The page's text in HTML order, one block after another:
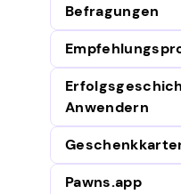
Befragungen
Anwendern
Pawns.app